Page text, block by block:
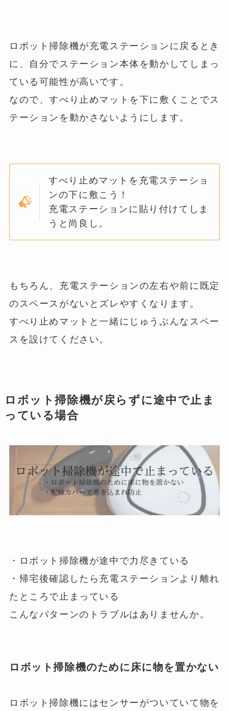
ロボット掃除機が充電ステーションに戻るとき
に、自分でステーション本体を動かしてしまっ
ている可能性が高いです。
なので、すべり止めマットを下に敷くことでス
テーションを動かさないようにします。
すべり止めマットを充電ステーショ
ンの下に敷こう！
充電ステーションに貼り付けてしま
うと尚良し。
もちろん、充電ステーションの左右や前に既定
のスペースがないとズレやすくなります。
すべり止めマットと一緒にじゅうぶんなスペー
スを設けてください。
ロボット掃除機が戻らずに途中で止ま
っている場合
・ロボット掃除機が途中で力尽きている
・帰宅後確認したら充電ステーションより離れ
たところで止まっている
こんなパターンのトラブルはありませんか。
ロボット掃除機のために床に物を置かない
ロボット掃除機にはセンサーがついていて物を